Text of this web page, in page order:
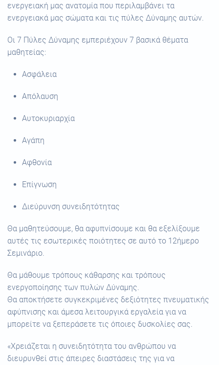
ενεργειακή μας ανατομία που περιλαμβάνει τα
ενεργειακά μας σώματα και τις πύλες Δύναμης αυτών.
Οι 7 Πύλες Δύναμης εμπεριέχουν 7 βασικά θέματα
μαθητείας:
Ασφάλεια
Απόλαυση
Αυτοκυριαρχία
Αγάπη
Αφθονία
Επίγνωση
Διεύρυνση συνειδητότητας
Θα μαθητεύσουμε, θα αφυπνίσουμε και θα εξελίξουμε
αυτές τις εσωτερικές ποιότητες σε αυτό το 12ήμερο
Σεμινάριο.
Θα μάθουμε τρόπους κάθαρσης και τρόπους
ενεργοποίησης των πυλών Δύναμης.
Θα αποκτήσετε συγκεκριμένες δεξιότητες πνευματικής
αφύπνισης και άμεσα λειτουργικά εργαλεία για να
μπορείτε να ξεπεράσετε τις όποιες δυσκολίες σας.
«Χρειάζεται η συνειδητότητα του ανθρώπου να
διευρυνθεί στις άπειρες διαστάσεις της για να